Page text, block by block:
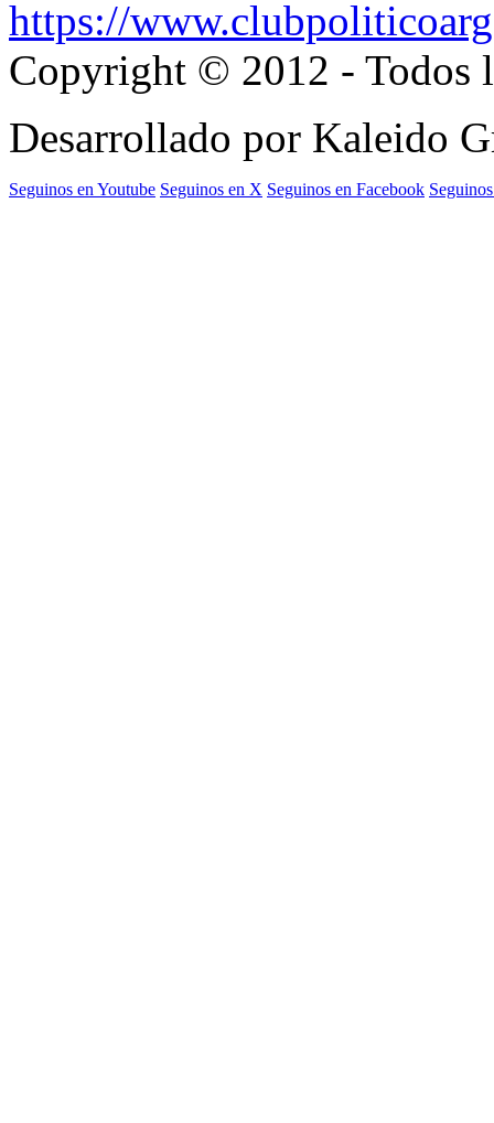
https://
Copyright © 2012 - Todos
Desarrollado por Kaleido
Seguinos en Youtube Seguinos en X Seguinos en Facebook